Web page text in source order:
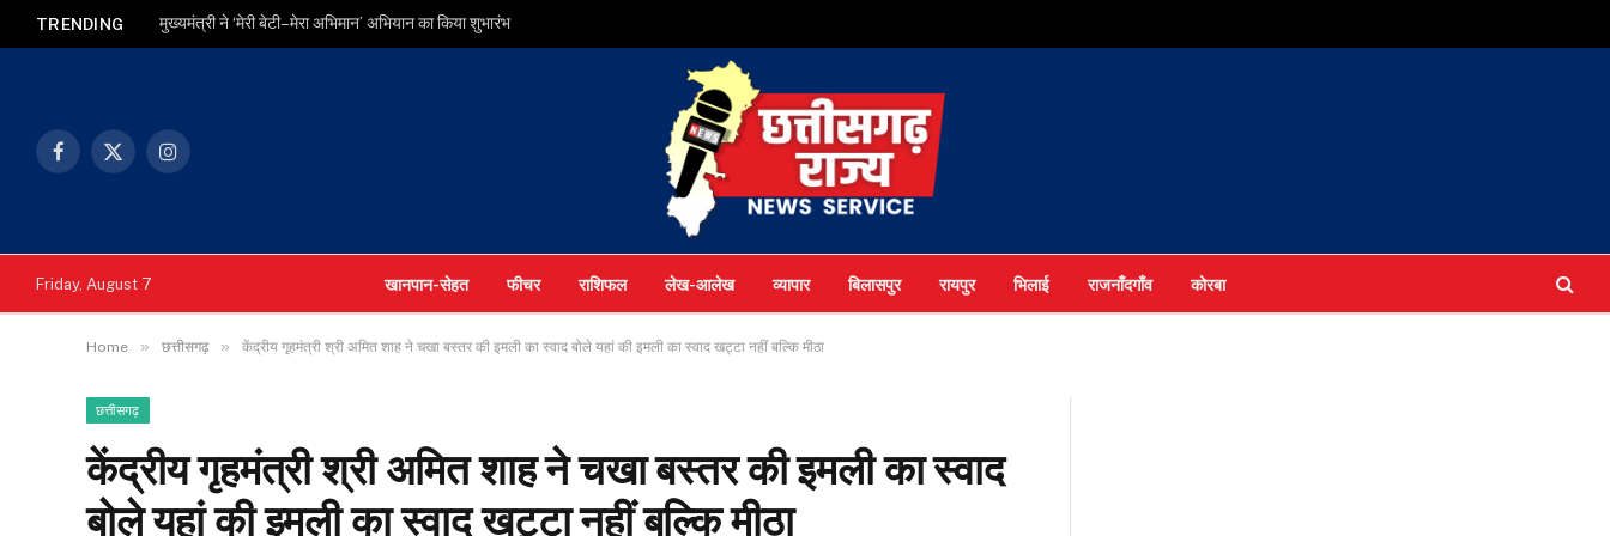
TRENDING मुख्यमंत्री ने ‘मेरी बेटी–मेरा अभिमान’ अभियान का किया शुभारंभ
Facebook
X
Instagram
Friday, August 7 खानपान-सेहत फीचर राशिफल लेख-आलेख व्यापार बिलासपुर रायपुर भिलाई राजनाँदगाँव कोरबा
Home » छत्तीसगढ़ » केंद्रीय गृहमंत्री श्री अमित शाह ने चखा बस्तर की इमली का स्वाद बोले यहां की इमली का स्वाद खट्टा नहीं बल्कि मीठा
छत्तीसगढ़
केंद्रीय गृहमंत्री श्री अमित शाह ने चखा बस्तर की इमली का स्वाद
बोले यहां की इमली का स्वाद खट्टा नहीं बल्कि मीठा